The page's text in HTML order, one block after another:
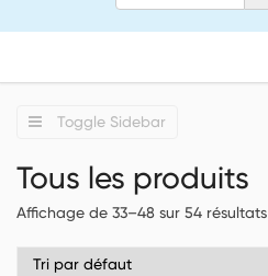
Se connecter
Toggle Sidebar
Tous les produits
Affichage de 33–48 sur 54 résultats